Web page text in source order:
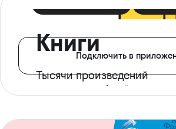
Книги
Тысячи произведений
с доступом офлайн
Подключить в